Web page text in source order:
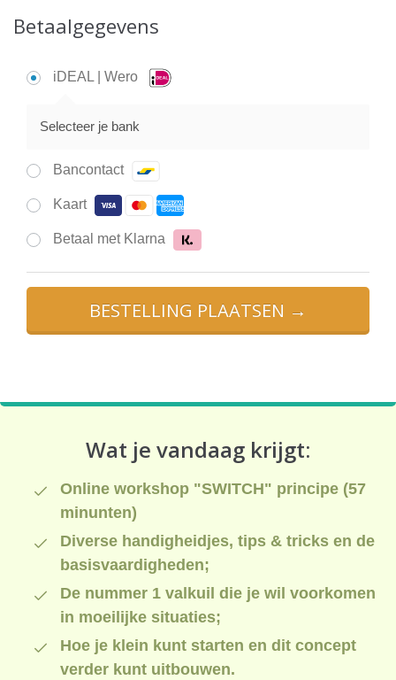
Betaalgegevens
iDEAL | Wero
Selecteer je bank
Bancontact
Kaart
Betaal met Klarna
BESTELLING PLAATSEN →
Wat je vandaag krijgt:
Online workshop "SWITCH" principe (57
minunten)
Diverse handigheidjes, tips & tricks en de
basisvaardigheden;
De nummer 1 valkuil die je wil voorkomen
in moeilijke situaties;
Hoe je klein kunt starten en dit concept
verder kunt uitbouwen.